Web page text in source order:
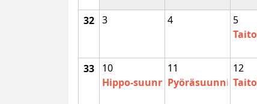
32 3 4
5
33
10
Hippo-suunnistuskoulu
11
12